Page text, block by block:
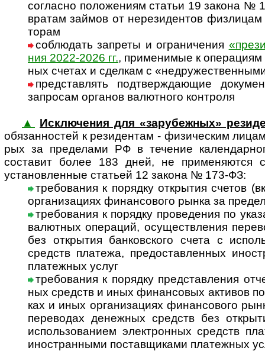
согла­сно поло­же­ниям ста­тьи 19 закона №
вра­там зай­мов от нере­зи­ден­тов
то­рам
соблюдать запреты и ограничения
ния 2022-2026 гг., при­ме­ни­мые к
ных сче­тах и сдел­кам с
представлять подтверждающие
запро­сам орга­нов валют­ного конт­роля
▲
Исключения для «зарубежных»
обя­зан­нос­тей к рези­ден­там - физи­чес­ким
рых за пре­де­лами РФ в тече­ние
соста­вит более 183 дней, не при­ме­няю­тся
уста­нов­лен­ные ста­тьей 12 закона № 173-ФЗ:
требования к порядку открытия счетов
орга­ни­за­циях финан­со­вого рынка за
требования к порядку проведения по
валют­ных опе­ра­ций, осу­щест­вле­ния
без откры­тия бан­ков­с­кого счета с
средств пла­тежа, пре­до­став­лен­ных
пла­теж­ных услуг
требования к порядку представления
ных средств и иных финан­со­вых акти­вов
ках и иных орга­ни­за­циях финан­со­вого
пере­во­дах денеж­ных средств без
исполь­зо­ва­нием элект­рон­ных средств
ино­ст­ран­ными пос­тав­щи­ками пла­теж­ных